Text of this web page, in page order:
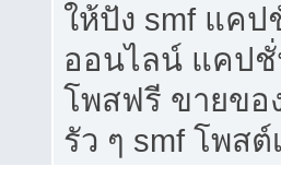
ให้ปัง smf แค
ออนไลน์ แคป
โพสฟรี ขายขอ
รัว ๆ smf โพส